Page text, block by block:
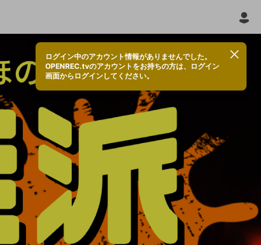
ログイン中のアカウント情報がありませんでした。
OPENREC.tvのアカウントをお持ちの方は、ログイン
画面からログインしてください。